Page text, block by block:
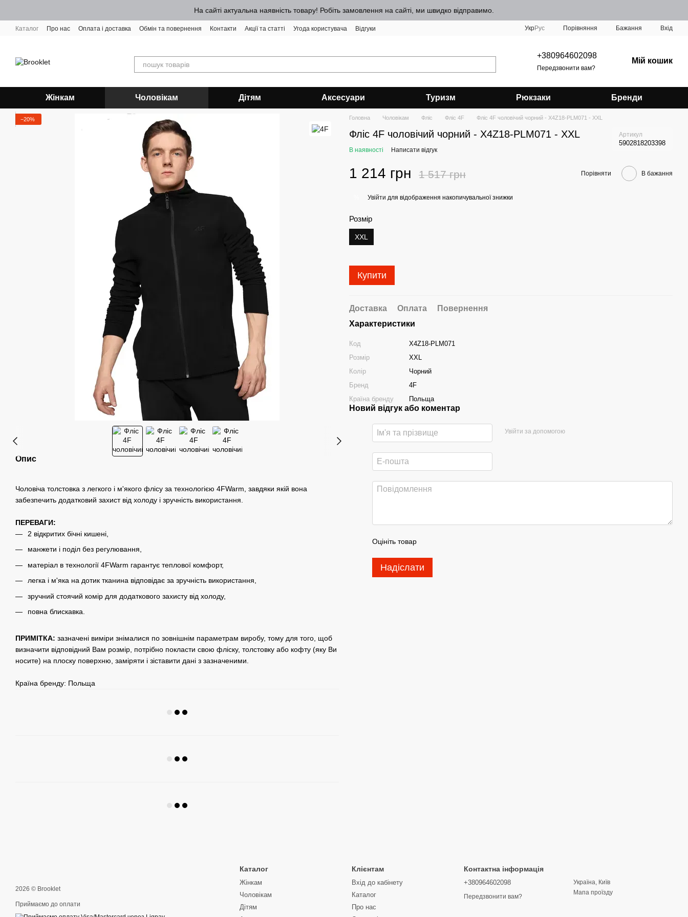
На сайті актуальна наявність товару! Робіть замовлення на сайті, ми швидко відправимо.
Каталог Про нас Оплата і доставка Обмін та повернення Контакти Акції та статті Угода користувача Відгуки УкрРус Порівняння Бажання Вхід
+380964602098
Передзвонити вам?
Мій кошик
Жінкам Чоловікам Дітям Аксесуари Туризм Рюкзаки Бренди
−20%
Опис
Чоловіча толстовка з легкого і м'якого флісу за технологією 4FWarm, завдяки якій вона
забезпечить додатковий захист від холоду і зручність використання.
ПЕРЕВАГИ:
2 відкритих бічні кишені,
манжети і поділ без регулювання,
матеріал в технології 4FWarm гарантує теплової комфорт,
легка і м'яка на дотик тканина відповідає за зручність використання,
зручний стоячий комір для додаткового захисту від холоду,
повна блискавка.
ПРИМІТКА: зазначені виміри знімалися по зовнішнім параметрам виробу, тому для того, щоб
визначити відповідний Вам розмір, потрібно покласти свою фліску, толстовку або кофту (яку Ви
носите) на плоску поверхню, заміряти і зіставити дані з зазначеними.
Країна бренду: Польща
Головна Чоловікам Фліс Фліс 4F Фліс 4F чоловічий чорний - X4Z18-PLM071 - XXL
Фліс 4F чоловічий чорний - X4Z18-PLM071 - XXL Артикул
5902818203398
В наявності Написати відгук
1 214 грн 1 517 грн Порівняти В бажання
Увійти для відображення накопичувальної знижки
Розмір
XXL
Купити
Доставка Оплата
Повернення
Характеристики
Код
X4Z18-PLM071
Розмір
XXL
Колір
Чорний
Бренд
4F
Країна бренду
Польща
Новий відгук або коментар
Увійти за допомогою
Оцініть товар
Надіслати
2026 © Brooklet
Приймаємо до оплати
Каталог
Жінкам
Чоловікам
Дітям
Клієнтам
Вхід до кабінету
Каталог
Про нас
Контактна інформація
+380964602098
Передзвонити вам?
Україна, Київ
Мапа проїзду